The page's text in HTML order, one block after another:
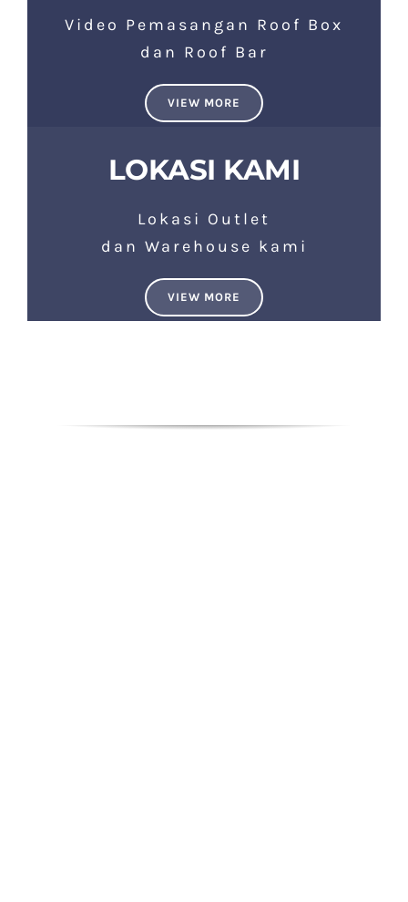
Video Pemasangan Roof Box
dan Roof Bar
VIEW MORE
LOKASI KAMI
Lokasi Outlet
dan Warehouse kami
VIEW MORE